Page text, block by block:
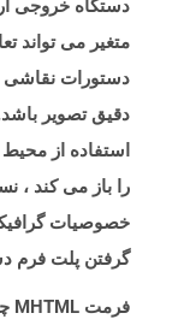
دستگاه خروجی
متغیر می تواند
دستورات نقاشی
دقیق تصویر
را باز می کند ،
خصوصیات
گرفتن پلت فرم
فرمت MHTML چیست؟